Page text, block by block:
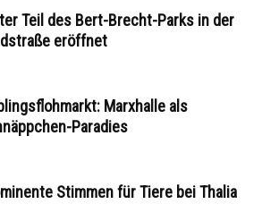
Teil des Bert-Brecht-Parks in der
eröffnet
Marxhalle als
Paradies
Stimmen für Tiere bei Thalia